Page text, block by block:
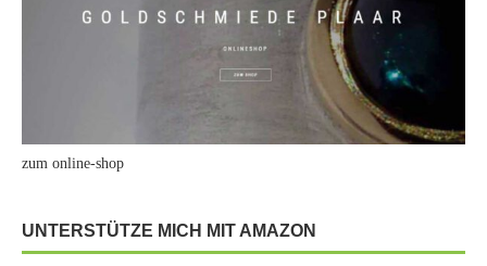
zum online-shop
UNTERSTÜTZE MICH MIT AMAZON